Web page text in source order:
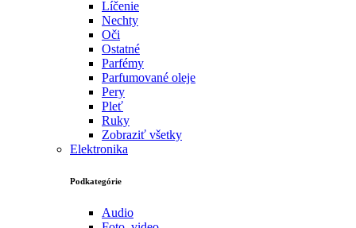
Líčenie
Nechty
Oči
Ostatné
Parfémy
Parfumované oleje
Pery
Pleť
Ruky
Zobraziť všetky
Elektronika
Podkategórie
Audio